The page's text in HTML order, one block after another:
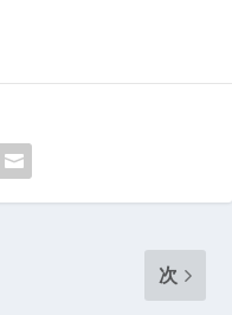
次